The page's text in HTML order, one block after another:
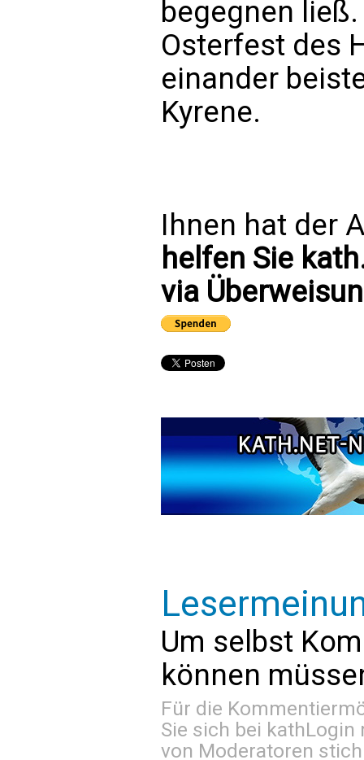
begegnen
Osterfest des
einander
Kyrene.
Ihnen hat der
helfen Sie
via
Um selbst
können
Für die
Sie sich bei kathLogin
von Moderatoren